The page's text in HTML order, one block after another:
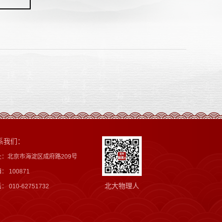
我们：
：北京市海淀区成府路209号
： 100871
： 010-62751732 北大物理人